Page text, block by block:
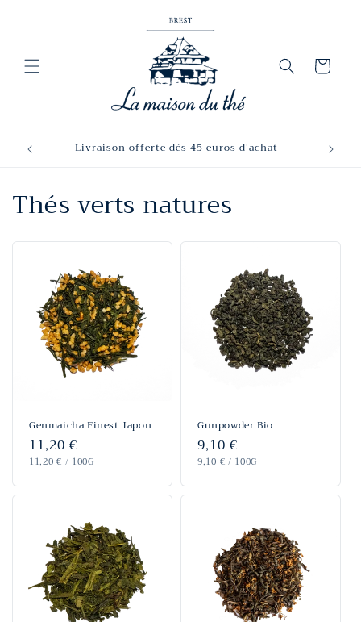
Panier
Livraison offerte dès 45 euros d'achat
Thés verts natures
Genmaicha Finest Japon
Prix
habituel
11,20 €
PRIX
11,20 € / PAR
100G
Gunpowder Bio
Prix
habituel
9,10 €
PRIX
9,10 € / PAR
100G